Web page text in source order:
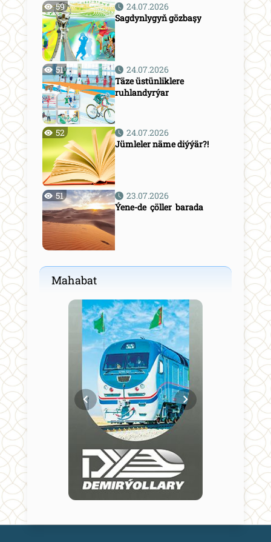
59
24.07.2026
Sagdynlygyň gözbaşy
51
24.07.2026
Täze üstünliklere
ruhlandyrýar
52
24.07.2026
Jümleler näme diýýär?!
51
23.07.2026
Ýene-de çöller barada
Mahabat